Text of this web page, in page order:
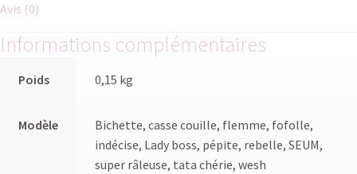
Avis (0)
Informations complémentaires
Poids 0,15 kg
Modèle
Bichette, casse couille, flemme, fofolle,
indécise, Lady boss, pépite, rebelle, SEUM,
super râleuse, tata chérie, wesh